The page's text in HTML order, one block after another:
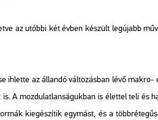
az utób­bi két évben ké­szült leg­újabb
ih­let­te az ál­lan­dó vál­to­zás­ban lévő
A moz­du­lat­lan­sá­guk­ban is élet­tel teli és
ki­egé­szí­tik egy­mást, és a